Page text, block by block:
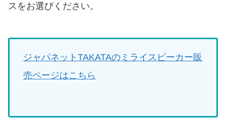
スをお選びください。
ジャパネットTAKATAのミライスピーカー販
売ページはこちら